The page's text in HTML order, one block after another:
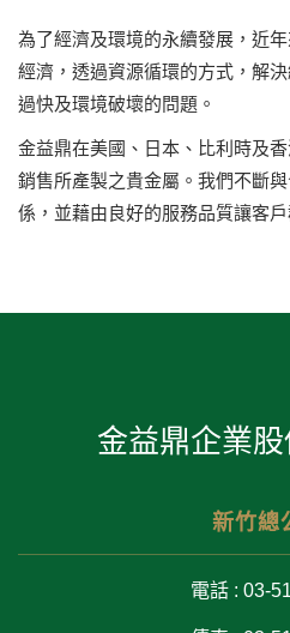
為了經濟及環境的永續發展，近
經濟，透過資源循環的方式，解
過快及環境破壞的問題。
金益鼎在美國、日本、比利時及
銷售所產製之貴金屬。我們不斷
係，並藉由良好的服務品質讓客戶
金益鼎企業
新竹總
電話 : 03-